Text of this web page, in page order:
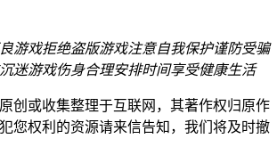
游戏拒绝盗版游戏注意自我保护谨防受骗
沉迷游戏伤身合理安排时间享受健康生活
创或收集整理于互联网，其著作权归原作
您权利的资源请来信告知，我们将及时撤